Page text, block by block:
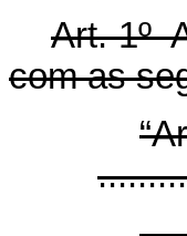
Art. 1º
com as